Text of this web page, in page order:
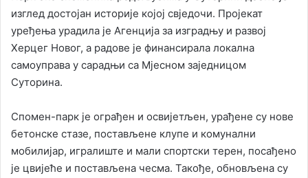
изглед достојан историје којој свједочи. Пројекат
уређења урадила је Агенција за изградњу и развој
Херцег Новог, а радове је финансирала локална
самоуправа у сарадњи са Мјесном заједницом
Суторина.
Спомен-парк је ограђен и освијетљен, урађене су нове
бетонске стазе, постављене клупе и комунални
мобилијар, игралиште и мали спортски терен, посађено
је цвијеће и постављена чесма. Такође, обновљена су